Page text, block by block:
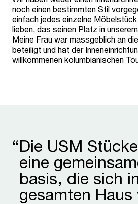
noch einen bestimmten Stil
einfach jedes einzelne
lieben, das seinen Platz in
Meine Frau war massgeblich an
beteiligt und hat der
willkommenen kolumbianischen
“Die USM
eine
basis, die sich
gesamten